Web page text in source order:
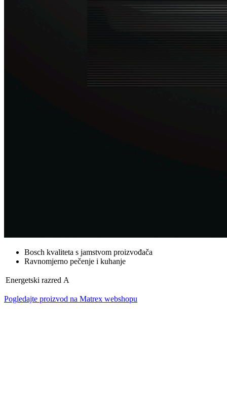
Bosch kvaliteta s jamstvom proizvođača
Ravnomjerno pečenje i kuhanje
Energetski razred A
Pogledajte proizvod na Matrex webshopu